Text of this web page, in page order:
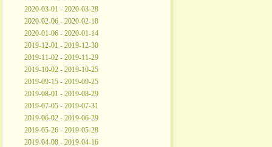
2020-03-01 - 2020-03-28
2020-02-06 - 2020-02-18
2020-01-06 - 2020-01-14
2019-12-01 - 2019-12-30
2019-11-02 - 2019-11-29
2019-10-02 - 2019-10-25
2019-09-15 - 2019-09-25
2019-08-01 - 2019-08-29
2019-07-05 - 2019-07-31
2019-06-02 - 2019-06-29
2019-05-26 - 2019-05-28
2019-04-08 - 2019-04-16